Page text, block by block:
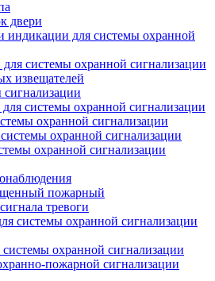
двери
индикации для системы охранной
системы охранной сигнализации
извещателей
системы охранной сигнализации
охранной сигнализации
охранной сигнализации
охранной сигнализации
пожарный
тревоги
системы охранной сигнализации
охранной сигнализации
пожарной сигнализации